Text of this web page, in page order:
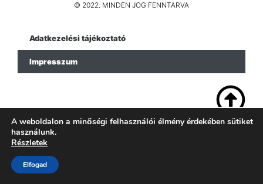
© 2022. MINDEN JOG FENNTARVA
Adatkezelési tájékoztató
Impresszum
A weboldalon a minőségi felhasználói élmény érdekében sütiket
használunk.
Részletek
Elfogad